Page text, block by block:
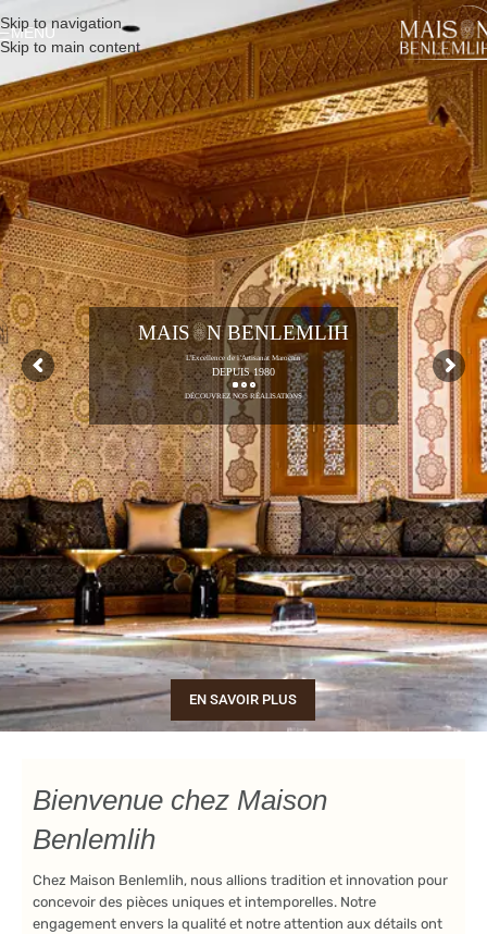
Skip to navigation
Skip to main content
MENU
MAIS N BENLEMLIH
L’Excellence de l’Artisanat Marocain
DÉCOUVREZ NOS RÉALISATIONS
DEPUIS 1980
EN SAVOIR PLUS
Bienvenue chez Maison
Benlemlih
Chez Maison Benlemlih, nous allions tradition et innovation pour
concevoir des pièces uniques et intemporelles. Notre
engagement envers la qualité et notre attention aux détails ont